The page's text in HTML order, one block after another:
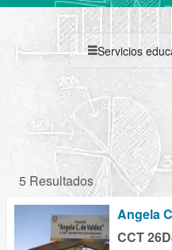
Servicios
5 Resultados
Angela
CCT